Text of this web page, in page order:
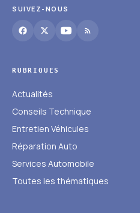
SUIVEZ-NOUS
RUBRIQUES
Actualités
Conseils Technique
Entretien Véhicules
Réparation Auto
Services Automobile
Toutes les thématiques